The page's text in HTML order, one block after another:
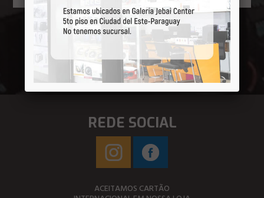
REDE SOCIAL
ACEITAMOS CARTÃO